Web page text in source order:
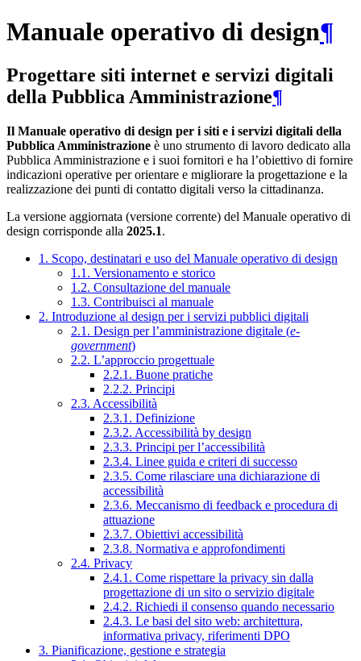
Manuale operativo di design¶
Progettare siti internet e servizi digitali
della Pubblica Amministrazione¶
Il Manuale operativo di design per i siti e i servizi digitali della
Pubblica Amministrazione è uno strumento di lavoro dedicato alla
Pubblica Amministrazione e i suoi fornitori e ha l’obiettivo di fornire
indicazioni operative per orientare e migliorare la progettazione e la
realizzazione dei punti di contatto digitali verso la cittadinanza.
La versione aggiornata (versione corrente) del Manuale operativo di
design corrisponde alla 2025.1.
1. Scopo, destinatari e uso del Manuale operativo di design
1.1. Versionamento e storico
1.2. Consultazione del manuale
1.3. Contribuisci al manuale
2. Introduzione al design per i servizi pubblici digitali
2.1. Design per l’amministrazione digitale (e-
government)
2.2. L’approccio progettuale
2.2.1. Buone pratiche
2.2.2. Principi
2.3. Accessibilità
2.3.1. Definizione
2.3.2. Accessibilità by design
2.3.3. Principi per l’accessibilità
2.3.4. Linee guida e criteri di successo
2.3.5. Come rilasciare una dichiarazione di
accessibilità
2.3.6. Meccanismo di feedback e procedura di
attuazione
2.3.7. Obiettivi accessibilità
2.3.8. Normativa e approfondimenti
2.4. Privacy
2.4.1. Come rispettare la privacy sin dalla
progettazione di un sito o servizio digitale
2.4.2. Richiedi il consenso quando necessario
2.4.3. Le basi del sito web: architettura,
informativa privacy, riferimenti DPO
3. Pianificazione, gestione e strategia